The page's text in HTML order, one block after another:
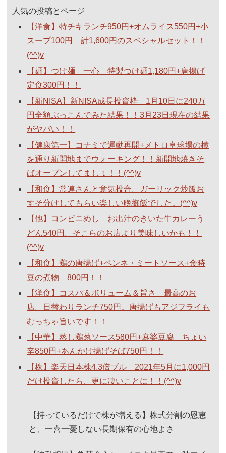
人気の投稿とページ
【洋食】特チキランチ950円+オムライス550円+小
スープ100円 計1,600円のスペシャルセット！！
(^^)v
【麺】つけ麺 一心 特製つけ麺1,180円+唐揚げ
定食300円！！
【新NISA】新NISA成長投資枠 1月10日に240万
円全額ぶっこんでみた結果！！3月23日現在の結果
がヤバい！！
【健康第一】コナミで運動再開+メトロ卓球場の横
を通り新開地までウォーキング！！新開地焼きそ
ばオープンしてましｔ！！(^^)v
【和食】常連さんと意気投合。ガーリック炒飯お
すそ分けしてもらい楽しい晩御飯でした。(^^)v
【他】コンビニめし お出汁のきいた牛カレーう
どん540円。そこらのお店より美味しいかも！！
(^^)v
【和食】鶏の唐揚げ+ペンネ・ミートソース+金時
豆の煮物 800円！！
【洋食】コスパ＆ボリューム＆旨さ 最高のお
店。日替わりランチ750円。唐揚げもアジフライも
むっちゃ旨いです！！
【中華】蒸し鶏葱ソース580円+麻婆豆腐 ちょい
辛850円+あんかけ揚げそば750円！！
【株】楽天日本株4.3倍ブル 2021年5月に1,000円
だけ投資したら、更に凄いことに！！(^^)v
【持っているだけで株が増える】株式分割の恩恵
と、一喜一憂しない長期保有の心地よさ